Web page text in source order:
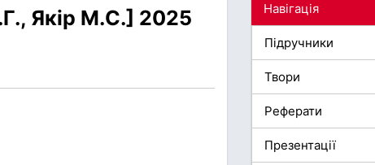
Якір М.С.] 2025 Навігація
Підручники
Твори
Реферати
Презентації